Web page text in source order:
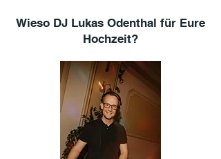
Wieso DJ Lukas Odenthal für Eure
Hochzeit?